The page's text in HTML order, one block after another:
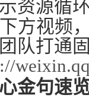
资源循
方视频
队打通
金句速